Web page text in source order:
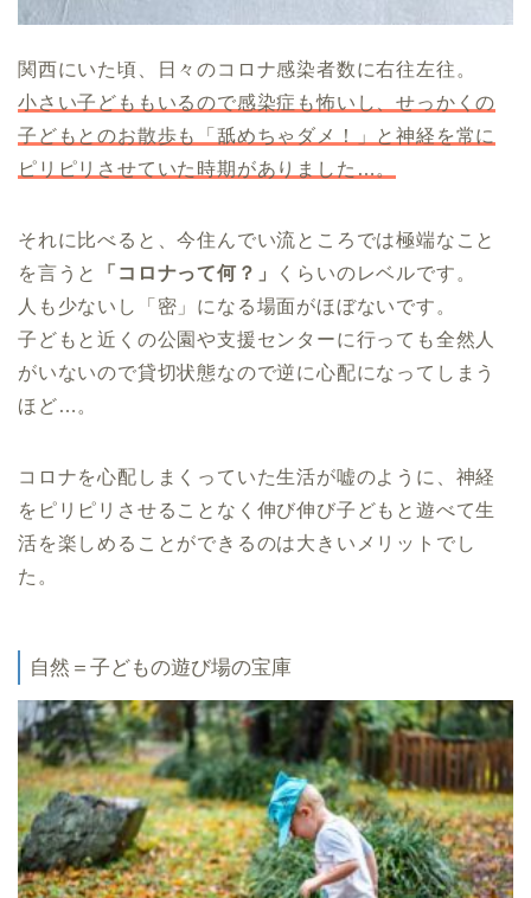
関西にいた頃、日々のコロナ感染者数に右往左往。
小さい子どももいるので感染症も怖いし、せっかくの
子どもとのお散歩も「舐めちゃダメ！」と神経を常に
ピリピリさせていた時期がありました…。
それに比べると、今住んでい流ところでは極端なこと
を言うと
「コロナって何？」
くらいのレベルです。
人も少ないし「密」になる場面がほぼないです。
子どもと近くの公園や支援センターに行っても全然人
がいないので貸切状態なので逆に心配になってしまう
ほど…。
コロナを心配しまくっていた生活が嘘のように、神経
をピリピリさせることなく伸び伸び子どもと遊べて生
活を楽しめることができるのは大きいメリットでし
た。
自然＝子どもの遊び場の宝庫